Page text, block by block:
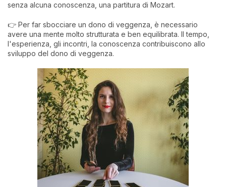
senza alcuna conoscenza, una partitura di Mozart.
👉 Per far sbocciare un dono di veggenza, è necessario
avere una mente molto strutturata e ben equilibrata. Il tempo,
l'esperienza, gli incontri, la conoscenza contribuiscono allo
sviluppo del dono di veggenza.